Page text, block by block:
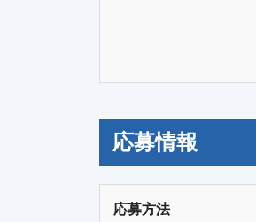
応募情報
応募方法